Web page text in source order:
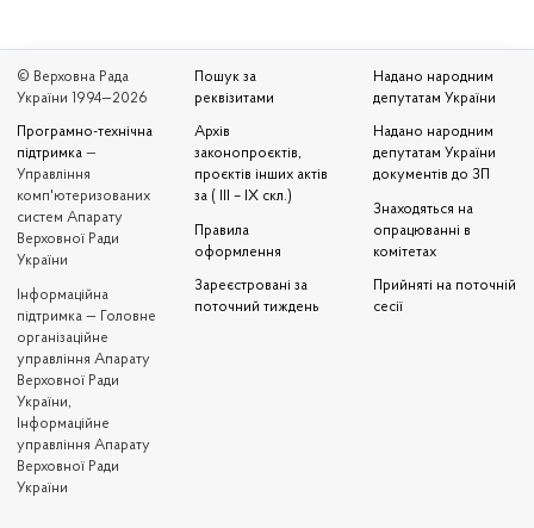
© Верховна Рада
України 1994—2026
Програмно-технічна
підтримка —
Управління
комп'ютеризованих
систем Апарату
Верховної Ради
України
Iнформаційна
підтримка — Головне
організаційне
управління Апарату
Верховної Ради
України,
Інформаційне
управління Апарату
Верховної Ради
України
Пошук за
реквізитами
Архів
законопроєктів,
проєктів інших актів
за ( III – IX скл.)
Правила
оформлення
Зареєстровані за
поточний тиждень
Надано народним
депутатам України
Надано народним
депутатам України
документів до ЗП
Знаходяться на
опрацюванні в
комітетах
Прийняті на поточній
сесії